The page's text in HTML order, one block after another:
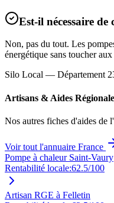
Est-il nécessaire
Non, pas du tout. Les
énergétique sans toucher
Silo Local — Département
Artisans & Aides
Nos autres fiches d'aides de
Voir tout l'annuaire France
Pompe à chaleur Saint-Vaury
Rentabilité locale:62.5/100
Artisan RGE à Felletin